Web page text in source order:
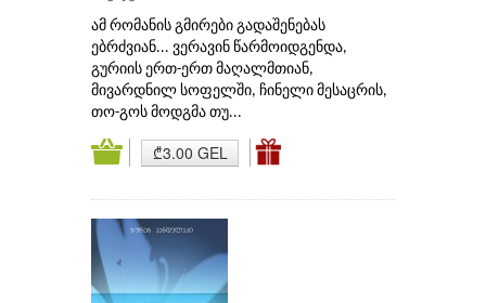
ამ რომანის გმირები გადაშენებას
ებრძვიან... ვერავინ წარმოიდგენდა,
გურიის ერთ-ერთ მაღალმთიან,
მივარდნილ სოფელში, ჩინელი მესაცრის,
თო-გოს მოდგმა თუ...
₾3.00 GEL